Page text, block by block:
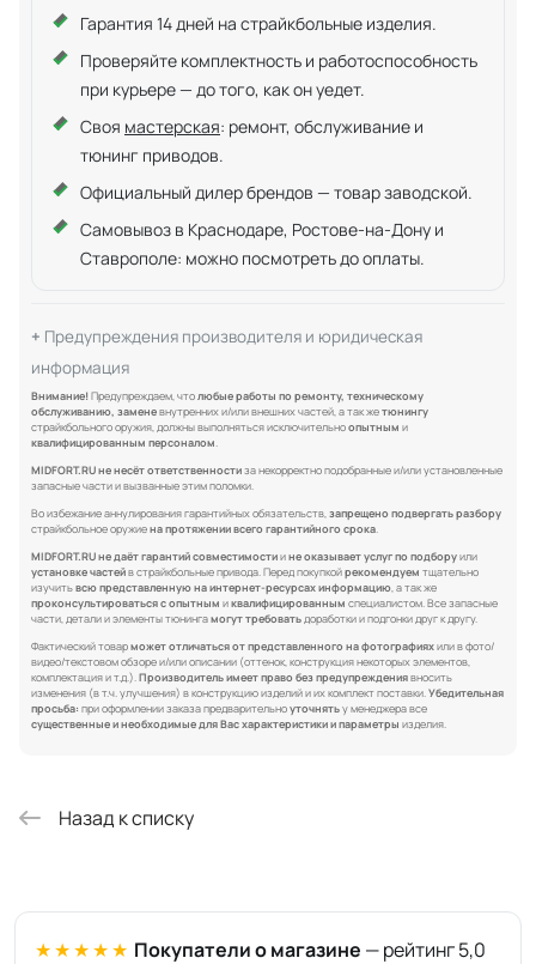
Гарантия 14 дней на страйкбольные изделия.
Проверяйте комплектность и работоспособность
при курьере — до того, как он уедет.
Своя мастерская: ремонт, обслуживание и
тюнинг приводов.
Официальный дилер брендов — товар заводской.
Самовывоз в Краснодаре, Ростове-на-Дону и
Ставрополе: можно посмотреть до оплаты.
Предупреждения производителя и юридическая
информация
Внимание!Предупреждаем, чтолюбые работы по ремонту, техническому
обслуживанию, заменевнутренних и/или внешних частей, а так жетюнингу
страйкбольного оружия, должны выполняться исключительноопытным и
квалифицированным персоналом.
MIDFORT.RU не несёт ответственностиза некорректно подобранные и/или установленные
запасные части и вызванные этим поломки.
Во избежание аннулирования гарантийных обязательств,запрещено подвергать разбору
страйкбольное оружиена протяжении всего гарантийного срока.
MIDFORT.RU не даёт гарантий совместимостиине оказывает услуг по подборуили
установке частейв страйкбольные привода. Перед покупкойрекомендуем тщательно
изучитьвсю представленную на интернет-ресурсах информацию, а так же
проконсультироваться с опытным иквалифицированным специалистом. Все запасные
части, детали и элементы тюнингамогут требоватьдоработки и подгонки друг к другу.
Фактический товарможет отличаться от представленного на фотографияхили в фото/
видео/текстовом обзоре и/или описании (оттенок, конструкция некоторых элементов,
комплектация и т.д.).Производитель имеет право без предупреждениявносить
изменения (в т.ч. улучшения) в конструкцию изделий и их комплект поставки.Убедительная
просьба: при оформлении заказа предварительноуточнятьу менеджера все
существенные и необходимые для Вас характеристики и параметры изделия.
Назад к списку
★★★★★ Покупатели о магазине — рейтинг 5,0